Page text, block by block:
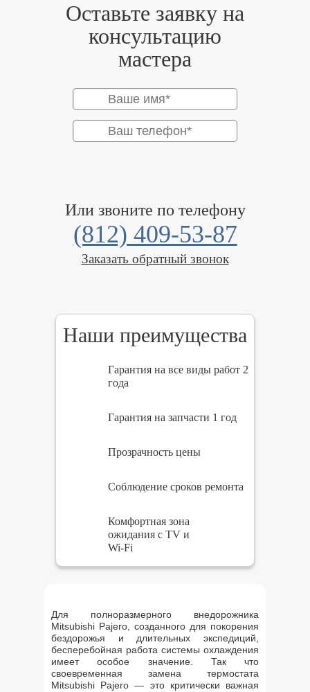
Оставьте заявку на
консультацию
мастера
Или звоните по телефону
(812) 409-53-87
Заказать обратный звонок
Наши преимущества
Гарантия на все виды работ 2
года
Гарантия на запчасти 1 год
Прозрачность цены
Соблюдение сроков ремонта
Комфортная зона
ожидания с TV и
Wi-Fi
Для полноразмерного внедорожника
Mitsubishi Pajero, созданного для покорения
бездорожья и длительных экспедиций,
бесперебойная работа системы охлаждения
имеет особое значение. Так что
своевременная замена термостата
Mitsubishi Pajero — это критически важная